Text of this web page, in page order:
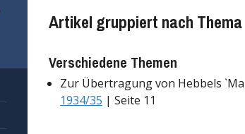
Artikel gruppiert nach Thema
Verschiedene Themen
Zur Übertragung von Hebbels
1934/35 | Seite 11